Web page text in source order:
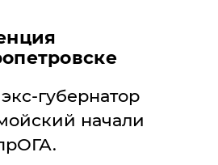
губернатор
начали